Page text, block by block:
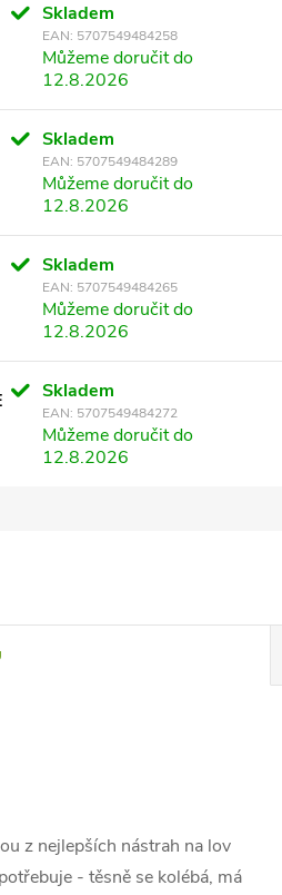
Skladem
EAN: 5707549484258
Můžeme doručit do
12.8.2026
Skladem
EAN: 5707549484289
Můžeme doručit do
12.8.2026
Skladem
EAN: 5707549484265
Můžeme doručit do
12.8.2026
Skladem
EAN: 5707549484272
Můžeme doručit do
12.8.2026
z nejlepších nástrah na lov
- těsně se kolébá, má